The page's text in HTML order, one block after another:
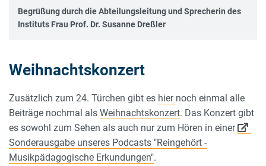
Begrüßung durch die Abteilungsleitung und Sprecherin des
Instituts Frau Prof. Dr. Susanne Dreßler
Weihnachtskonzert
Zusätzlich zum 24. Türchen gibt es hier noch einmal alle
Beiträge nochmal als Weihnachtskonzert. Das Konzert gibt
es sowohl zum Sehen als auch nur zum Hören in einer
Sonderausgabe unseres Podcasts "Reingehört -
Musikpädagogische Erkundungen".